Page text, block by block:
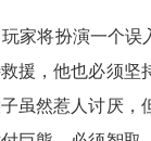
家将扮演一个
援，他也必须
虽然惹人讨厌